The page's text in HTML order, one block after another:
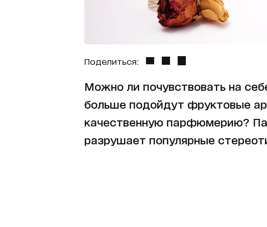
Поделиться:
Можно ли почувствовать на
больше подойдут фруктовые
качественную парфюмерию?
разрушает популярные